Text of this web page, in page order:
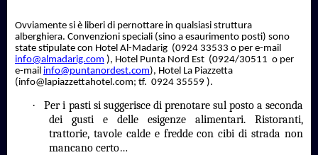
Ovviamente si è liberi di pernottare in qualsiasi struttura
alberghiera. Convenzioni speciali (sino a esaurimento posti) sono
state stipulate con Hotel Al-Madarig (0924 33533 o per e-mail
info@almadarig.com ), Hotel Punta Nord Est (0924/30511 o per
e-mail info@puntanordest.com), Hotel La Piazzetta
(info@lapiazzettahotel.com; tf. 0924 35559 ).
·
Per i pasti si suggerisce di prenotare sul posto a seconda
dei gusti e delle esigenze alimentari. Ristoranti,
trattorie, tavole calde e fredde con cibi di strada non
mancano certo…